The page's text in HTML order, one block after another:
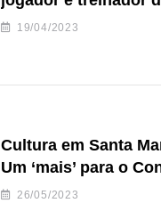
de andebol do
19/04/2023
Cultura em Santa
Um ‘mais’ para o
26/05/2023